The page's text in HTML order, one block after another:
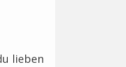
lieben